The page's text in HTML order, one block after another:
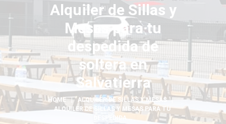
Alquiler de Sillas y
Mesas para tu
despedida de
soltera en
Salvatierra
HOME
ALQUILER DE SILLAS Y MESAS
ALQUILER DE SILLAS Y MESAS PARA TU
DESPEDIDA...